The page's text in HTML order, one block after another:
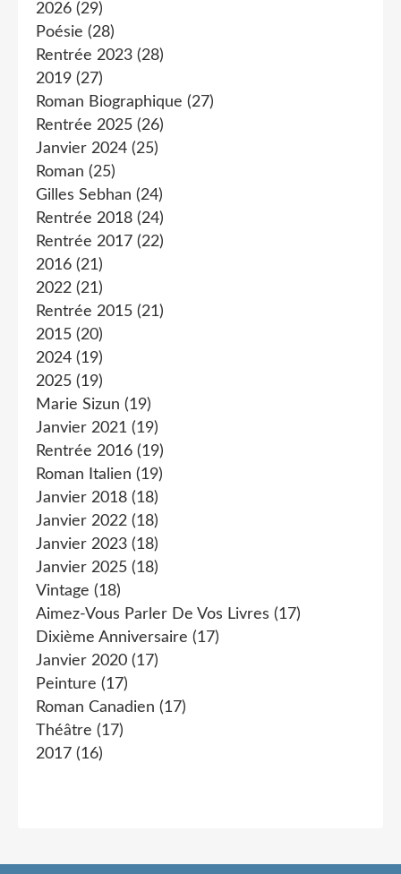
2026 (29)
Poésie (28)
Rentrée 2023 (28)
2019 (27)
Roman Biographique (27)
Rentrée 2025 (26)
Janvier 2024 (25)
Roman (25)
Gilles Sebhan (24)
Rentrée 2018 (24)
Rentrée 2017 (22)
2016 (21)
2022 (21)
Rentrée 2015 (21)
2015 (20)
2024 (19)
2025 (19)
Marie Sizun (19)
Janvier 2021 (19)
Rentrée 2016 (19)
Roman Italien (19)
Janvier 2018 (18)
Janvier 2022 (18)
Janvier 2023 (18)
Janvier 2025 (18)
Vintage (18)
Aimez-Vous Parler De Vos Livres (17)
Dixième Anniversaire (17)
Janvier 2020 (17)
Peinture (17)
Roman Canadien (17)
Théâtre (17)
2017 (16)